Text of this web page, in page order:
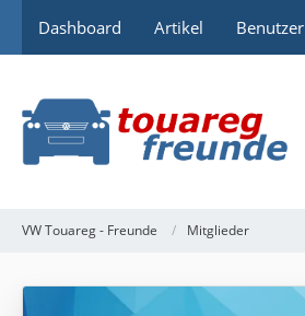
Dashboard Artikel Benutzer
VW Touareg - Freunde Mitglieder